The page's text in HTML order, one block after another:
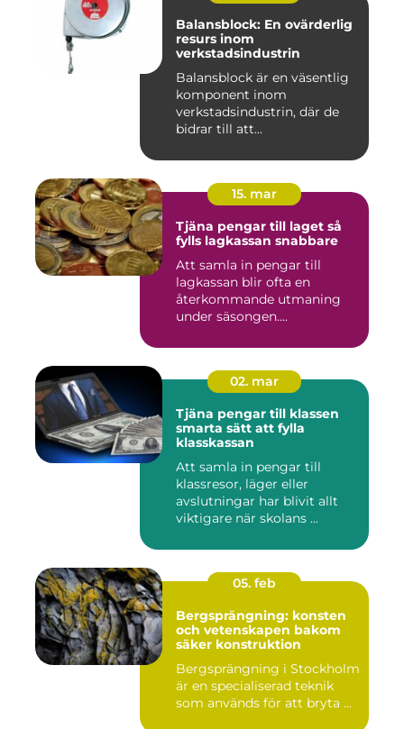
Balansblock: En ovärderlig
resurs inom
verkstadsindustrin
Balansblock är en väsentlig
komponent inom
verkstadsindustrin, där de
bidrar till att...
15. mar
Tjäna pengar till laget så
fylls lagkassan snabbare
Att samla in pengar till
lagkassan blir ofta en
återkommande utmaning
under säsongen.
02. mar
Tjäna pengar till klassen
smarta sätt att fylla
klasskassan
Att samla in pengar till
klassresor, läger eller
avslutningar har blivit allt
viktigare när skolans ...
05. feb
Bergsprängning: konsten
och vetenskapen bakom
säker konstruktion
Bergsprängning i Stockholm
är en specialiserad teknik
som används för att bryta ...